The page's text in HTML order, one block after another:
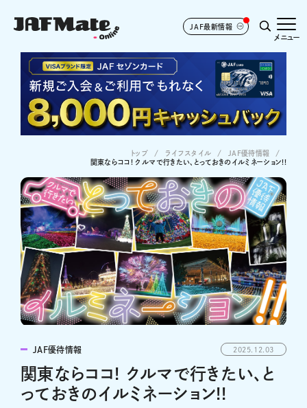
JAF最新情報
メニュー
トップ ライフスタイル
JAF優待情報
関東ならココ! クルマで行きたい、とっておきのイルミネーション!!
JAF優待情報 2025.12.03
関東ならココ! クルマで行きたい、と
っておきのイルミネーション!!